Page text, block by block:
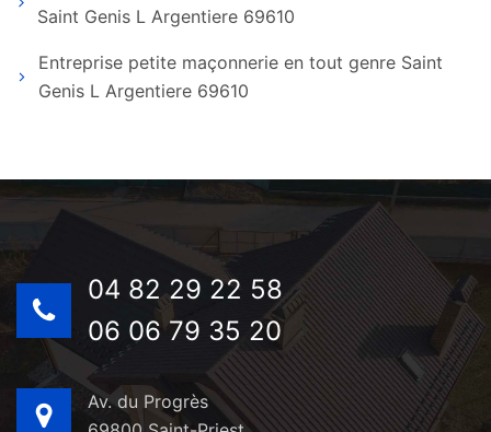
Saint Genis L Argentiere 69610
Entreprise petite maçonnerie en tout genre Saint
Genis L Argentiere 69610
04 82 29 22 58
06 06 79 35 20
Av. du Progrès